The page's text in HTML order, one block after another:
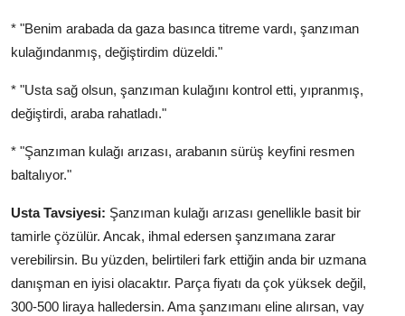
* "Benim arabada da gaza basınca titreme vardı, şanzıman
kulağındanmış, değiştirdim düzeldi."
* "Usta sağ olsun, şanzıman kulağını kontrol etti, yıpranmış,
değiştirdi, araba rahatladı."
* "Şanzıman kulağı arızası, arabanın sürüş keyfini resmen
baltalıyor."
Usta Tavsiyesi: Şanzıman kulağı arızası genellikle basit bir
tamirle çözülür. Ancak, ihmal edersen şanzımana zarar
verebilirsin. Bu yüzden, belirtileri fark ettiğin anda bir uzmana
danışman en iyisi olacaktır. Parça fiyatı da çok yüksek değil,
300-500 liraya halledersin. Ama şanzımanı eline alırsan, vay